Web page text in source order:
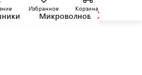
Избранное Корзина
Микроволновые печи